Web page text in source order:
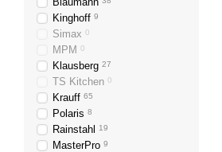
Kinghoff 9
Simax 0
MPM 0
Klausberg 27
TS Kitchen 0
Krauff 65
Polaris 8
Rainstahl 19
MasterPro 9